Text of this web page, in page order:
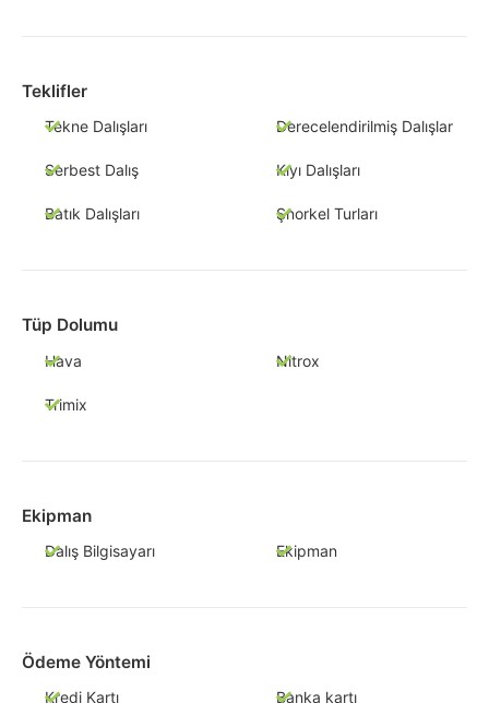
Teklifler
Tekne Dalışları Derecelendirilmiş Dalışlar
Serbest Dalış Kıyı Dalışları
Batık Dalışları Şnorkel Turları
Tüp Dolumu
Hava Nitrox
Trimix
Ekipman
Dalış Bilgisayarı Ekipman
Ödeme Yöntemi
Kredi Kartı Banka kartı